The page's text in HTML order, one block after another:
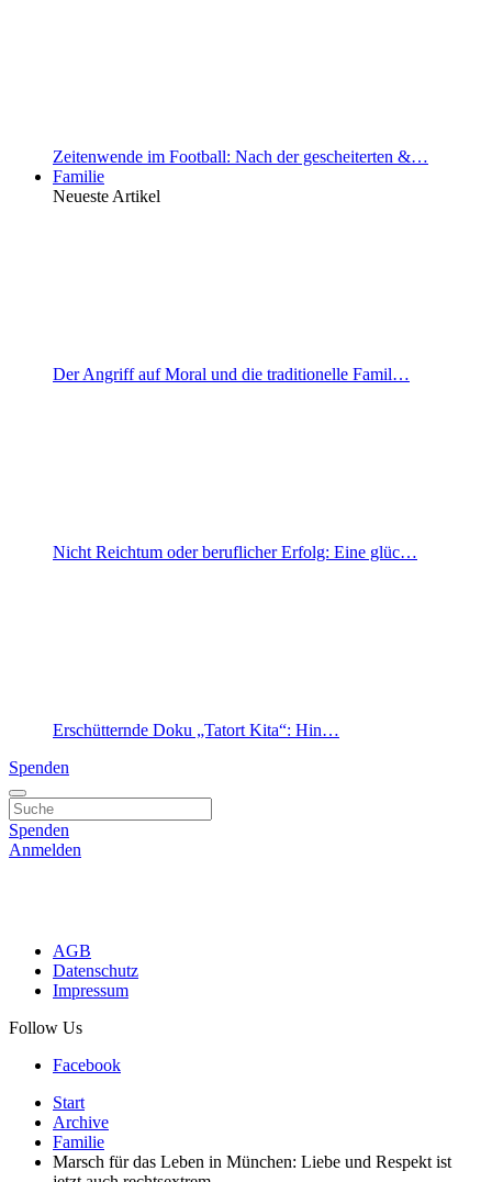
Zeitenwende im Football: Nach der gescheiterten &…
Familie
Neueste Artikel
Der Angriff auf Moral und die traditionelle Famil…
Nicht Reichtum oder beruflicher Erfolg: Eine glüc…
Erschütternde Doku „Tatort Kita“: Hin…
Spenden
Spenden
Anmelden
AGB
Datenschutz
Impressum
Follow Us
Facebook
Start
Archive
Familie
Marsch für das Leben in München: Liebe und Respekt ist